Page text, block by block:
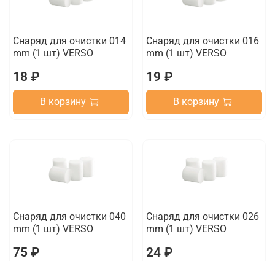
Снаряд для очистки 014
mm (1 шт) VERSO
18 ₽
В корзину
Снаряд для очистки 016
mm (1 шт) VERSO
19 ₽
В корзину
Снаряд для очистки 040
mm (1 шт) VERSO
75 ₽
Снаряд для очистки 026
mm (1 шт) VERSO
24 ₽